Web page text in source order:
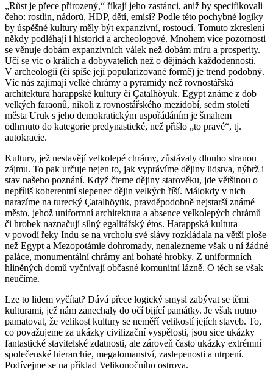
„Růst je přece přirozený,“ říkají jeho zastánci, aniž by specifikovali
čeho: rostlin, nádorů, HDP, dětí, emisí? Podle této pochybné logiky
by úspěšné kultury měly být expanzivní, rostoucí. Tomuto zkreslení
někdy podléhají i historici a archeologové. Mnohem více pozornosti
se věnuje dobám expanzivních válek než dobám míru a prosperity.
Učí se víc o králích a dobyvatelích než o dějinách každodennosti.
V archeologii (či spíše její popularizované formě) je trend podobný.
Víc nás zajímají velké chrámy a pyramidy než rovnostářská
architektura harappské kultury či Çatalhöyük. Egypt známe z dob
velkých faraonů, nikoli z rovnostářského mezidobí, sedm století
města Uruk s jeho demokratickým uspořádáním je šmahem
odhrnuto do kategorie predynastické, než přišlo „to pravé“, tj.
autokracie.
Kultury, jež nestavějí velkolepé chrámy, zůstávaly dlouho stranou
zájmu. To pak určuje nejen to, jak vyprávíme dějiny lidstva, nýbrž i
stav našeho poznání. Když čteme dějiny starověku, jde většinou o
nepříliš koherentní slepenec dějin velkých říší. Málokdy v nich
narazíme na turecký Çatalhöyük, pravděpodobně nejstarší známé
město, jehož uniformní architektura a absence velkolepých chrámů
či hrobek naznačují silný egalitářský étos. Harappská kultura
v povodí řeky Indu se na vrcholu své slávy rozkládala na větší ploše
než Egypt a Mezopotámie dohromady, nenalezneme však u ní žádné
paláce, monumentální chrámy ani bohaté hrobky. Z uniformních
hliněných domů vyčnívají občasné komunitní lázně. O těch se však
neučíme.
Lze to lidem vyčítat? Dává přece logický smysl zabývat se těmi
kulturami, jež nám zanechaly do očí bijící památky. Je však nutno
pamatovat, že velikost kultury se neměří velikostí jejích staveb. To,
co považujeme za ukázky civilizační vyspělosti, jsou sice ukázky
fantastické stavitelské zdatnosti, ale zároveň často ukázky extrémní
společenské hierarchie, megalomanství, zaslepenosti a utrpení.
Podívejme se na příklad Velikonočního ostrova.